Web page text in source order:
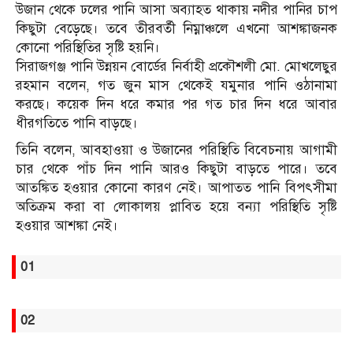
উজান থেকে ঢলের পানি আসা অব্যাহত থাকায় নদীর পানির চাপ
কিছুটা বেড়েছে। তবে তীরবর্তী নিম্নাঞ্চলে এখনো আশঙ্কাজনক
কোনো পরিস্থিতির সৃষ্টি হয়নি।
সিরাজগঞ্জ পানি উন্নয়ন বোর্ডের নির্বাহী প্রকৌশলী মো. মোখলেছুর
রহমান বলেন, গত জুন মাস থেকেই যমুনার পানি ওঠানামা
করছে। কয়েক দিন ধরে কমার পর গত চার দিন ধরে আবার
ধীরগতিতে পানি বাড়ছে।
তিনি বলেন, আবহাওয়া ও উজানের পরিস্থিতি বিবেচনায় আগামী
চার থেকে পাঁচ দিন পানি আরও কিছুটা বাড়তে পারে। তবে
আতঙ্কিত হওয়ার কোনো কারণ নেই। আপাতত পানি বিপৎসীমা
অতিক্রম করা বা লোকালয় প্লাবিত হয়ে বন্যা পরিস্থিতি সৃষ্টি
হওয়ার আশঙ্কা নেই।
01
02